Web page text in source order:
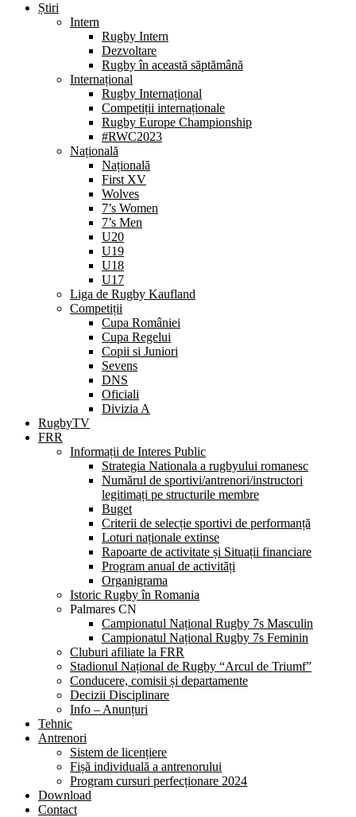
Știri
Intern
Rugby Intern
Dezvoltare
Rugby în această săptămână
Internațional
Rugby Internațional
Competiții internaționale
Rugby Europe Championship
#RWC2023
Națională
Națională
First XV
Wolves
7’s Women
7’s Men
U20
U19
U18
U17
Liga de Rugby Kaufland
Competiții
Cupa României
Cupa Regelui
Copii si Juniori
Sevens
DNS
Oficiali
Divizia A
RugbyTV
FRR
Informații de Interes Public
Strategia Nationala a rugbyului romanesc
Numărul de sportivi/antrenori/instructori
legitimați pe structurile membre
Buget
Criterii de selecție sportivi de performanță
Loturi naționale extinse
Rapoarte de activitate și Situații financiare
Program anual de activități
Organigrama
Istoric Rugby în Romania
Palmares CN
Campionatul Național Rugby 7s Masculin
Campionatul Național Rugby 7s Feminin
Cluburi afiliate la FRR
Stadionul Național de Rugby “Arcul de Triumf”
Conducere, comisii și departamente
Decizii Disciplinare
Info – Anunțuri
Tehnic
Antrenori
Sistem de licențiere
Fișă individuală a antrenorului
Program cursuri perfecționare 2024
Download
Contact